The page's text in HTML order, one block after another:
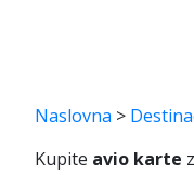
Naslovna >
Kupite avio karte